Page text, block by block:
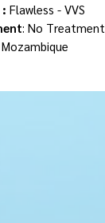
Flawless - VVS
: No Treatment
Mozambique